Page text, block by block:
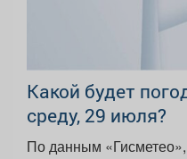
Какой будет
среду, 29 июля?
По данным «Гисметео», будет пасмурно, пройдут